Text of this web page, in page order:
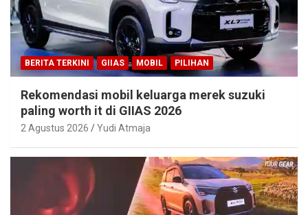
BERITA TERKINI GIIAS MOBIL PILIHAN
Rekomendasi mobil keluarga merek suzuki
paling worth it di GIIAS 2026
2 Agustus 2026 Yudi Atmaja